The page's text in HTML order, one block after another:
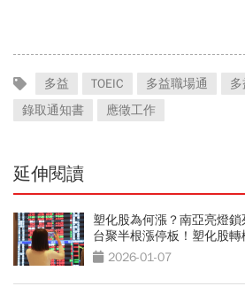
多益 TOEIC 多益職場通 多
錄取通知書
應徵工作
延伸閱讀
塑化股為何漲？南亞亮燈
台聚半根漲停板！塑化股
2026-01-07